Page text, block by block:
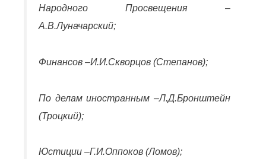
Народного Просвещения –
А.В.Луначарский;
Финансов –И.И.Скворцов (Степанов);
По делам иностранным –Л.Д.Бронштейн
(Троцкий);
Юстиции –Г.И.Оппоков (Ломов);